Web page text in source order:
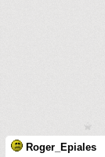
Roger_Epiales